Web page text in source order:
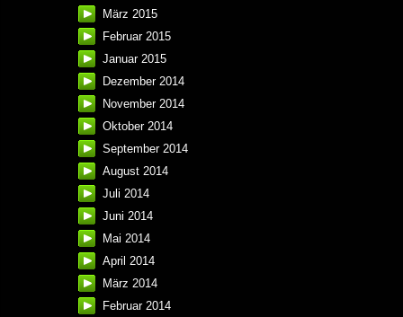
März 2015
Februar 2015
Januar 2015
Dezember 2014
November 2014
Oktober 2014
September 2014
August 2014
Juli 2014
Juni 2014
Mai 2014
April 2014
März 2014
Februar 2014